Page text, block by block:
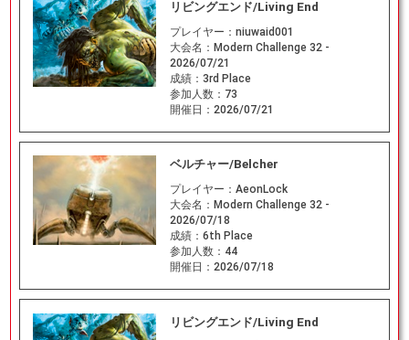
リビングエンド/Living End
プレイヤー： niuwaid001
大会名： Modern Challenge 32 -
2026/07/21
成績： 3rd Place
参加人数： 73
開催日： 2026/07/21
ベルチャー/Belcher
プレイヤー： AeonLock
大会名： Modern Challenge 32 -
2026/07/18
成績： 6th Place
参加人数： 44
開催日： 2026/07/18
リビングエンド/Living End